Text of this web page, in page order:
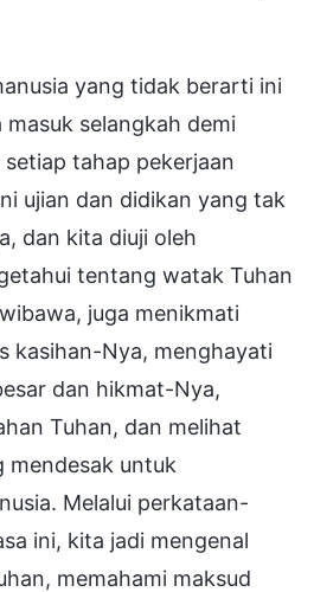
yang tidak berarti ini
selangkah demi
tahap pekerjaan
ujian dan didikan yang tak
dan kita diuji oleh
tentang watak Tuhan
juga menikmati
kasihan-Nya, menghayati
dan hikmat-Nya,
Tuhan, dan melihat
mendesak untuk
Melalui perkataan-
ini, kita jadi mengenal
memahami maksud